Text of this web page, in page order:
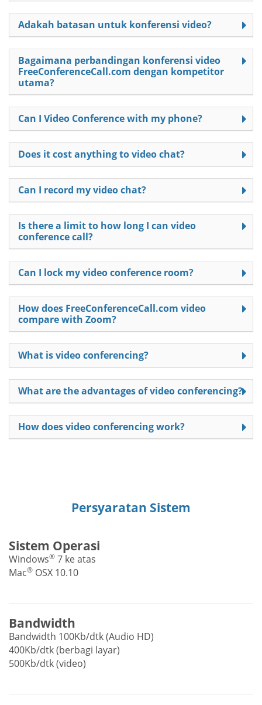
Adakah batasan untuk konferensi video?
Bagaimana perbandingan konferensi video
FreeConferenceCall.com dengan kompetitor
utama?
Can I Video Conference with my phone?
Does it cost anything to video chat?
Can I record my video chat?
Is there a limit to how long I can video
conference call?
Can I lock my video conference room?
How does FreeConferenceCall.com video
compare with Zoom?
What is video conferencing?
What are the advantages of video conferencing?
How does video conferencing work?
Persyaratan Sistem
Sistem Operasi
Windows® 7 ke atas
Mac® OSX 10.10
Bandwidth
Bandwidth 100Kb/dtk (Audio HD)
400Kb/dtk (berbagi layar)
500Kb/dtk (video)